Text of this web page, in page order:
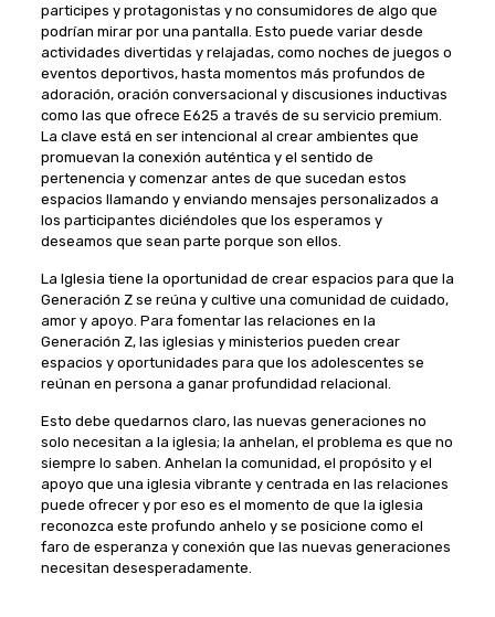
participes y protagonistas y no consumidores de algo que
podrían mirar por una pantalla. Esto puede variar desde
actividades divertidas y relajadas, como noches de juegos o
eventos deportivos, hasta momentos más profundos de
adoración, oración conversacional y discusiones inductivas
como las que ofrece E625 a través de su servicio premium.
La clave está en ser intencional al crear ambientes que
promuevan la conexión auténtica y el sentido de
pertenencia y comenzar antes de que sucedan estos
espacios llamando y enviando mensajes personalizados a
los participantes diciéndoles que los esperamos y
deseamos que sean parte porque son ellos.
La Iglesia tiene la oportunidad de crear espacios para que la
Generación Z se reúna y cultive una comunidad de cuidado,
amor y apoyo. Para fomentar las relaciones en la
Generación Z, las iglesias y ministerios pueden crear
espacios y oportunidades para que los adolescentes se
reúnan en persona a ganar profundidad relacional.
Esto debe quedarnos claro, las nuevas generaciones no
solo necesitan a la iglesia; la anhelan, el problema es que no
siempre lo saben. Anhelan la comunidad, el propósito y el
apoyo que una iglesia vibrante y centrada en las relaciones
puede ofrecer y por eso es el momento de que la iglesia
reconozca este profundo anhelo y se posicione como el
faro de esperanza y conexión que las nuevas generaciones
necesitan desesperadamente.